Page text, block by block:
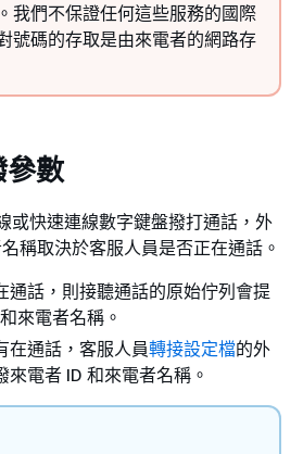
我們不保證任何這些服務的國際
號碼的存取是由來電者的網路存
參數
或快速連線數字鍵盤撥打通話，外
稱取決於客服人員是否正在通話。
通話，則接聽通話的原始佇列會提
來電者名稱。
在通話，客服人員轉接設定檔的外
來電者 ID 和來電者名稱。